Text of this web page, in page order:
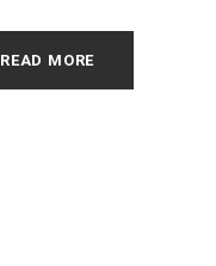
READ MORE